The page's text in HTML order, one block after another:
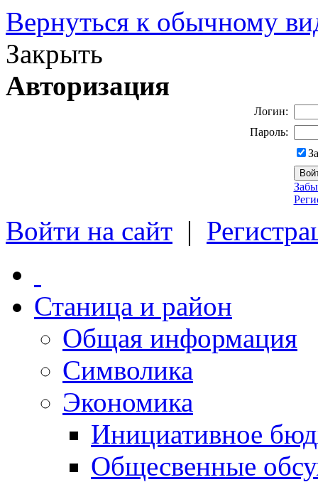
Вернуться к обычному
Закрыть
Авторизация
Логин:
Пароль:
Войти на сайт |
Станица и район
Общая информация
Символика
Экономика
Инициативное
Общесвенные